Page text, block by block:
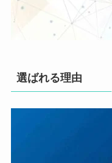
選ばれる理由